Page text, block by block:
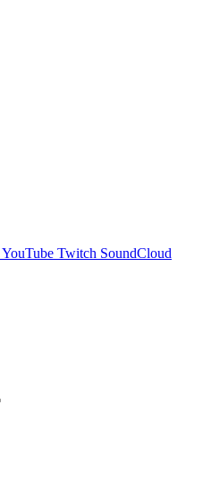
YouTube Twitch SoundCloud